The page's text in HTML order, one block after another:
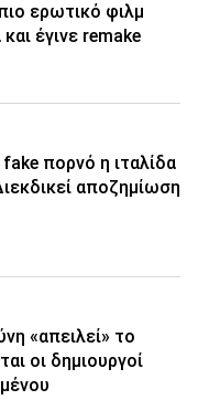
ερωτικό φιλμ
έγινε remake
πορνό η ιταλίδα
αποζημίωση
«απειλεί» το
οι δημιουργοί